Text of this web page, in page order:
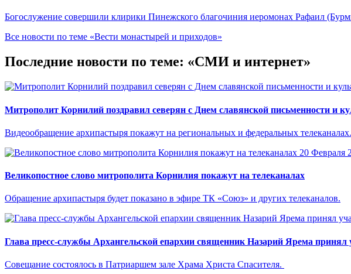
Богослужение совершили клирики Пинежского благочиния иеромонах Рафаил
Все новости по теме «Вести монастырей и приходов»
Последние новости по теме: «СМИ и интернет»
Митрополит Корнилий поздравил северян с Днем славянской письменности и
Видеообращение архипастыря покажут на региональных и федеральных телеканалах.
20 Февраля
Великопостное слово митрополита Корнилия покажут на телеканалах
Обращение архипастыря будет показано в эфире ТК «Союз» и других телеканалов.
Глава пресс-службы Архангельской епархии священник Назарий Ярема принял
Совещание состоялось в Патриаршем зале Храма Христа Спасителя.